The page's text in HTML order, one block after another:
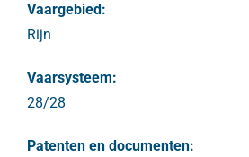
Vaargebied:
Rijn
Vaarsysteem:
28/28
Patenten en documenten: